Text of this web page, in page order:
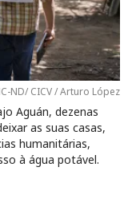
ND/ CICV / Arturo López
Aguán, dezenas
as suas casas,
humanitárias,
à água potável.